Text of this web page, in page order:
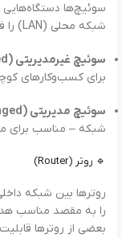
سوئیچ‌ها
شبکه محلی (LAN) را فراهم می‌کنند.
سوئیچ غیرمدیریتی (Unmanaged):
برای کسب‌وکارهای
سوئیچ مدیریتی (Managed):
شبکه – مناسب برای
🔹 روتر (Router)
روترها بین شبکه
را به مقصد مناسب
بعضی از روترها